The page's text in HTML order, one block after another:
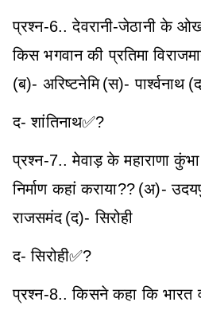
प्रश्न-6.. देवरानी-जेठानी के
किस भगवान की प्रतिमा
(ब)- अरिष्टनेमि (स)- पार्श्वनाथ
द- शांतिनाथ✅?
प्रश्न-7.. मेवाड़ के महाराणा
निर्माण कहां कराया?? (अ)-
राजसमंद (द)- सिरोही
द- सिरोही✅?
प्रश्न-8.. किसने कहा कि भारत